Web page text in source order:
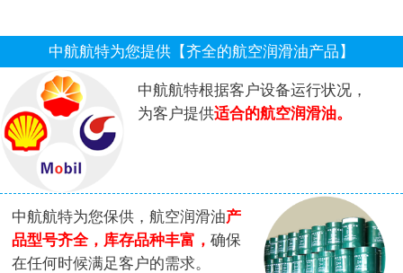
中航航特为您提供【齐全的航空润滑油产品】
中航航特根据客户设备运行状况，
为客户提供适合的航空润滑油。
中航航特为您保供，航空润滑油产
品型号齐全，库存品种丰富，确保
在任何时候满足客户的需求。